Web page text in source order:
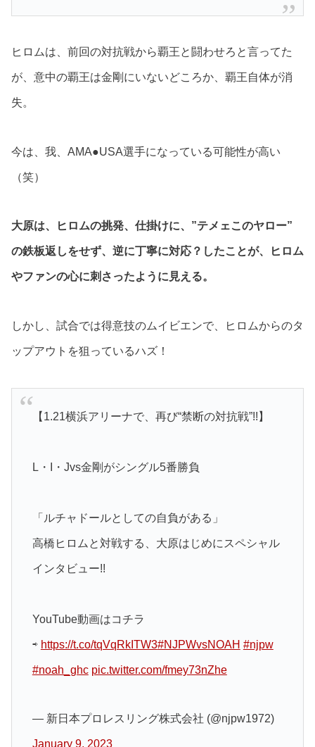
ヒロムは、前回の対抗戦から覇王と闘わせろと言ってた
が、意中の覇王は金剛にいないどころか、覇王自体が消
失。
今は、我、AMA●USA選手になっている可能性が高い
（笑）
大原は、ヒロムの挑発、仕掛けに、”テメェこのヤロー”
の鉄板返しをせず、逆に丁寧に対応？したことが、ヒロム
やファンの心に刺さったように見える。
しかし、試合では得意技のムイビエンで、ヒロムからのタ
ップアウトを狙っているハズ！
【1.21横浜アリーナで、再び“禁断の対抗戦”!!】
L・I・Jvs金剛がシングル5番勝負
「ルチャドールとしての自負がある」
高橋ヒロムと対戦する、大原はじめにスペシャル
インタビュー!!
YouTube動画はコチラ
⇨ https://t.co/tqVqRkITW3#NJPWvsNOAH #njpw
#noah_ghc pic.twitter.com/fmey73nZhe
— 新日本プロレスリング株式会社 (@njpw1972)
January 9, 2023